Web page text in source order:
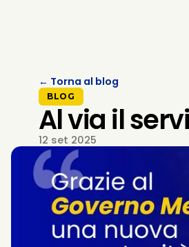
← Torna al blog
BLOG
Al via il
12 set 2025